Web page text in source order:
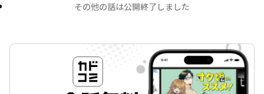
その他の話は公開終了しました